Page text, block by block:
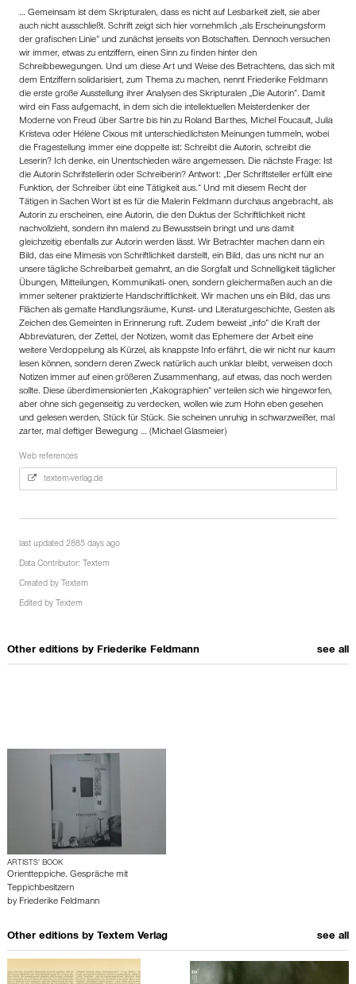
… Gemeinsam ist dem Skripturalen, dass es nicht auf Lesbarkeit zielt, sie aber
auch nicht ausschließt. Schrift zeigt sich hier vornehmlich „als Erscheinungsform
der grafischen Linie“ und zunächst jenseits von Botschaften. Dennoch versuchen
wir immer, etwas zu entziffern, einen Sinn zu finden hinter den
Schreibbewegungen. Und um diese Art und Weise des Betrachtens, das sich mit
dem Entziffern solidarisiert, zum Thema zu machen, nennt Friederike Feldmann
die erste große Ausstellung ihrer Analysen des Skripturalen „Die Autorin“. Damit
wird ein Fass aufgemacht, in dem sich die intellektuellen Meisterdenker der
Moderne von Freud über Sartre bis hin zu Roland Barthes, Michel Foucault, Julia
Kristeva oder Hélène Cixous mit unterschiedlichsten Meinungen tummeln, wobei
die Fragestellung immer eine doppelte ist: Schreibt die Autorin, schreibt die
Leserin? Ich denke, ein Unentschieden wäre angemessen. Die nächste Frage: Ist
die Autorin Schrifstellerin oder Schreiberin? Antwort: „Der Schriftsteller erfüllt eine
Funktion, der Schreiber übt eine Tätigkeit aus.“ Und mit diesem Recht der
Tätigen in Sachen Wort ist es für die Malerin Feldmann durchaus angebracht, als
Autorin zu erscheinen, eine Autorin, die den Duktus der Schriftlichkeit nicht
nachvollzieht, sondern ihn malend zu Bewusstsein bringt und uns damit
gleichzeitig ebenfalls zur Autorin werden lässt. Wir Betrachter machen dann ein
Bild, das eine Mimesis von Schriftlichkeit darstellt, ein Bild, das uns nicht nur an
unsere tägliche Schreibarbeit gemahnt, an die Sorgfalt und Schnelligkeit täglicher
Übungen, Mitteilungen, Kommunikati- onen, sondern gleichermaßen auch an die
immer seltener praktizierte Handschriftlichkeit. Wir machen uns ein Bild, das uns
Flächen als gemalte Handlungsräume, Kunst- und Literaturgeschichte, Gesten als
Zeichen des Gemeinten in Erinnerung ruft. Zudem beweist „info“ die Kraft der
Abbreviaturen, der Zettel, der Notizen, womit das Ephemere der Arbeit eine
weitere Verdoppelung als Kürzel, als knappste Info erfährt, die wir nicht nur kaum
lesen können, sondern deren Zweck natürlich auch unklar bleibt, verweisen doch
Notizen immer auf einen größeren Zusammenhang, auf etwas, das noch werden
sollte. Diese überdimensionierten „Kakographien“ verteilen sich wie hingeworfen,
aber ohne sich gegenseitig zu verdecken, wollen wie zum Hohn eben gesehen
und gelesen werden, Stück für Stück. Sie scheinen unruhig in schwarzweißer, mal
zarter, mal deftiger Bewegung … (Michael Glasmeier)
Web references
textem-verlag.de
last updated 2885 days ago
Data Contributor: Textem
Created by Textem
Edited by Textem
Other editions by Friederike Feldmann see all
ARTISTS’ BOOK
Orientteppiche. Gespräche mit
Teppichbesitzern
by Friederike Feldmann
Other editions by Textem Verlag see all